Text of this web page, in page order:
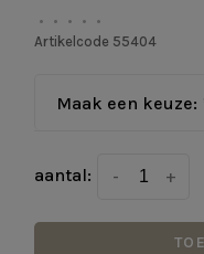
• • • •
•
Artikelcode 55404
Maak een keuze:
aantal: +
-